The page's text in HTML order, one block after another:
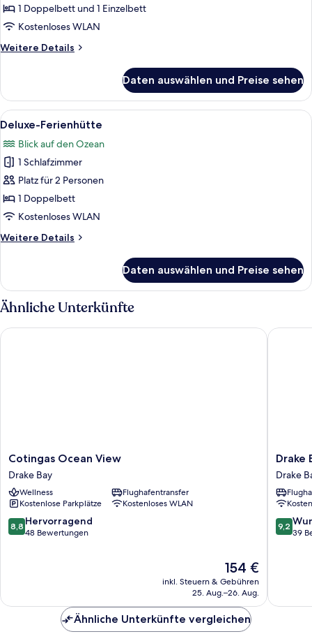
1 Doppelbett und 1 Einzelbett
Kostenloses WLAN
Weitere Details
Weitere
Daten auswählen und Preise sehen
Alle
Fotos
für
Deluxe-
Ferienhütte
anzeigen
Ein Zimmer aus Holz mit einem
9
Deluxe-Ferienhütte
Blick auf den Ozean
1 Schlafzimmer
Platz für 2 Personen
1 Doppelbett
Kostenloses WLAN
Weitere Details
Weitere
Ferienhütte
Daten auswählen und Preise sehen
Ähnliche Unterkünfte
Cotingas
Ocean
View
Drake
Bay
Cotingas Ocean View
Drake Bay
Wellness
Flughafentransfer
Kostenlose Parkplätze
Kostenloses WLAN
8.8
von
8,8 Hervorragend
48 Bewertungen
Der
Preis
beträgt
154 €
inkl. Steuern & Gebühren
25. Aug.–26. Aug.
Cotingas Ocean View
Drake
Bay
Resort
Drake
Bay
Drake
Drake
9.2
von
9,2
39
Drake
Ähnliche Unterkünfte vergleichen